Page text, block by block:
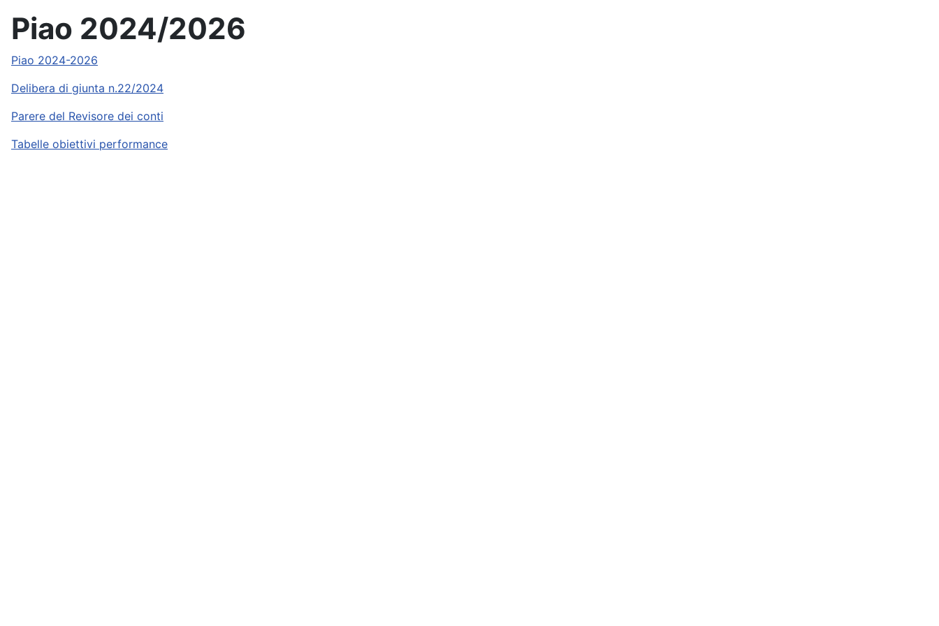
Piao 2024/2026
Piao 2024-2026
Delibera di giunta n.22/2024
Parere del Revisore dei conti
Tabelle obiettivi performance